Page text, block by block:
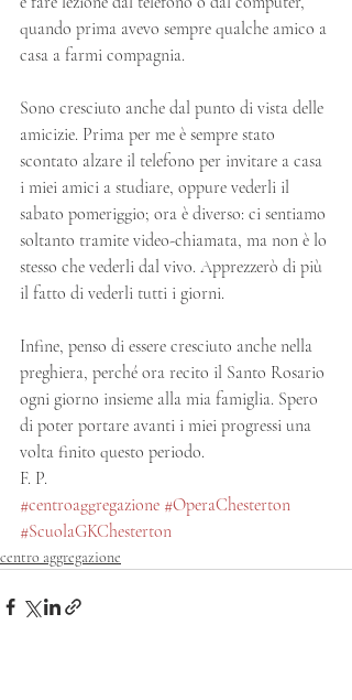
quando prima avevo sempre qualche amico a
casa a farmi compagnia.
Sono cresciuto anche dal punto di vista delle
amicizie. Prima per me è sempre stato
scontato alzare il telefono per invitare a casa
i miei amici a studiare, oppure vederli il
sabato pomeriggio; ora è diverso: ci sentiamo
soltanto tramite video-chiamata, ma non è lo
stesso che vederli dal vivo. Apprezzerò di più
il fatto di vederli tutti i giorni.
Infine, penso di essere cresciuto anche nella
preghiera, perché ora recito il Santo Rosario
ogni giorno insieme alla mia famiglia. Spero
di poter portare avanti i miei progressi una
volta finito questo periodo.
F. P.
#centroaggregazione #OperaChesterton
#ScuolaGKChesterton
centro aggregazione